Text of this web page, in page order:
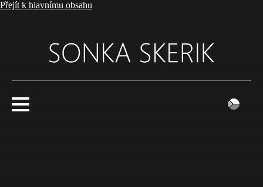
Přejít k hlavnímu obsahu